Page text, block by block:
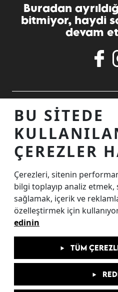
Buradan
bitmiyor, haydi
devam
ALIŞVERIŞ
TEMASTA OLALIM
İnternet Sitesi
Çerez
KVKK
Enerji
BU SITEDE
ÇEREZLER
Çerezleri, sitenin
bilgi toplayıp analiz
sağlamak, içerik ve
özelleştirmek için
edinin
TÜM